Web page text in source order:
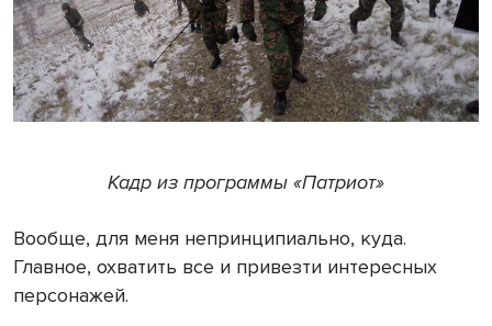
Кадр из программы «Патриот»
Вообще, для меня непринципиально, куда.
Главное, охватить все и привезти интересных
персонажей.